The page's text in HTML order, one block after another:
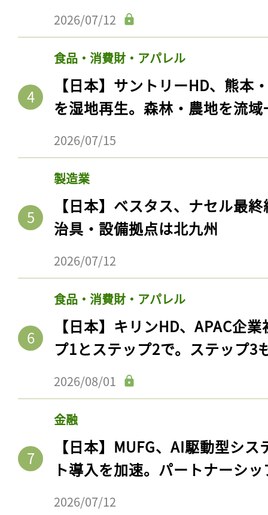
2026/07/12
食品・消費財・アパレル
【日本】サントリーHD、熊本
を湿地再生。森林・農地を流
2026/07/15
製造業
【日本】ベスタス、ナセル最
治具・設備拠点は北九州
2026/07/12
食品・消費財・アパレル
【日本】キリンHD、APAC企
プ1とステップ2で。ステップ3
2026/08/01
金融
【日本】MUFG、AI駆動型シ
ト導入を加速。パートナーシ
2026/07/12
記事をお気に入りに
ログインが必